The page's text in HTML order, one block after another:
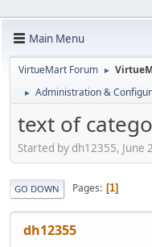
Main Menu
VirtueMart Forum ►
► Administration &
text of
Started by dh12355, June
GO DOWN Pages 1
dh12355